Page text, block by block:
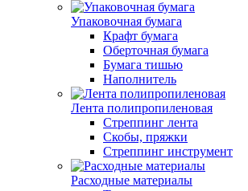
Упаковочная бумага
Крафт бумага
Оберточная бумага
Бумага тишью
Наполнитель
Лента полипропиленовая
Стреппинг лента
Скобы, пряжки
Стреппинг инструмент
Расходные материалы